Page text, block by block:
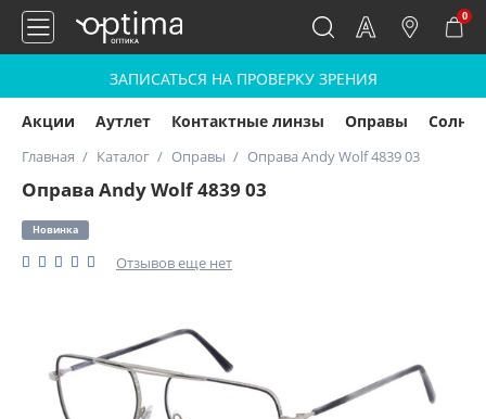
0
ЗАПИСАТЬСЯ НА ПРОВЕРКУ ЗРЕНИЯ
Акции Аутлет Контактные линзы Оправы
Главная Каталог Оправы Оправа Andy Wolf 4839 03
Оправа Andy Wolf 4839 03
Новинка
Отзывов еще нет